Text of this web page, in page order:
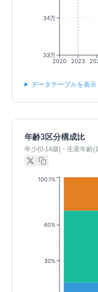
2020 2023
33万
34万
データテーブルを表示
年齢3区分構成比
年少(0-14歳)・生産年齢
30%
60%
100.1%